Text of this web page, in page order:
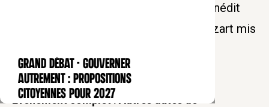
CONFÉRENCE
GRAND DÉBAT - Gouverner
autrement : propositions
citoyennes pour 2027
Bernardins, venez découvrir un opéra inédit
réunissant dix des vingt opéras de Mozart mis
Événement complet ! Autres dates de